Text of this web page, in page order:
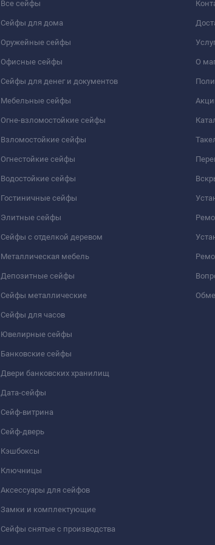
Все сейфы
Сейфы для дома
Оружейные сейфы
Офисные сейфы
Сейфы для денег и документов
Мебельные сейфы
Огне-взломостойкие сейфы
Взломостойкие сейфы
Огнестойкие сейфы
Водостойкие сейфы
Гостиничные сейфы
Элитные сейфы
Сейфы с отделкой деревом
Металлическая мебель
Депозитные сейфы
Сейфы металлические
Сейфы для часов
Ювелирные сейфы
Банковские сейфы
Двери банковских хранилищ
Дата-сейфы
Сейф-витрина
Сейф-дверь
Кэшбоксы
Ключницы
Аксессуары для сейфов
Замки и комплектующие
Сейфы снятые с производства
О